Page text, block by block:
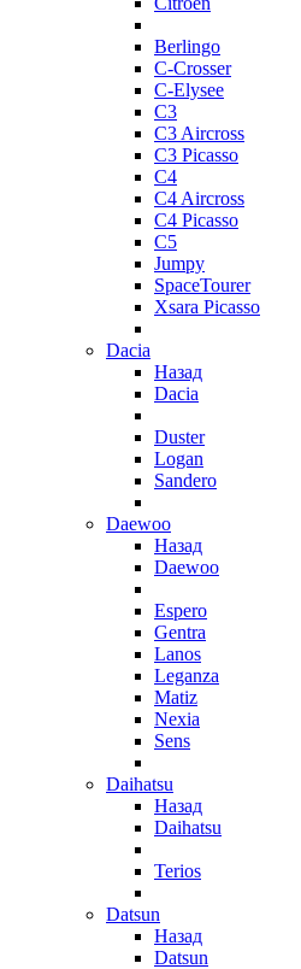
Berlingo
C-Crosser
C-Elysee
C3
C3 Aircross
C3 Picasso
C4
C4 Aircross
C4 Picasso
C5
Jumpy
SpaceTourer
Xsara Picasso
Dacia
Назад
Dacia
Duster
Logan
Sandero
Daewoo
Назад
Daewoo
Espero
Gentra
Lanos
Leganza
Matiz
Nexia
Sens
Daihatsu
Назад
Daihatsu
Terios
Datsun
Назад
Datsun